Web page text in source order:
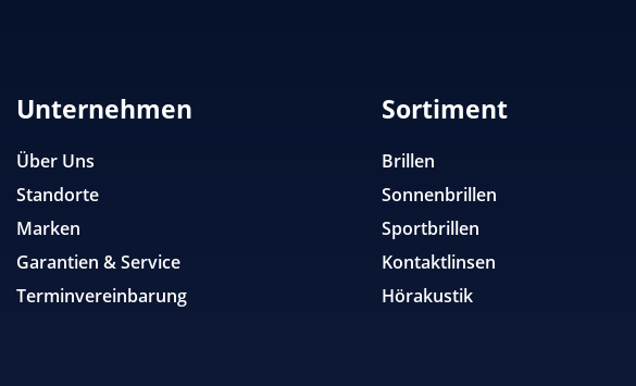
Unternehmen
Über Uns
Standorte
Marken
Garantien & Service
Terminvereinbarung
Sortiment
Brillen
Sonnenbrillen
Sportbrillen
Kontaktlinsen
Hörakustik